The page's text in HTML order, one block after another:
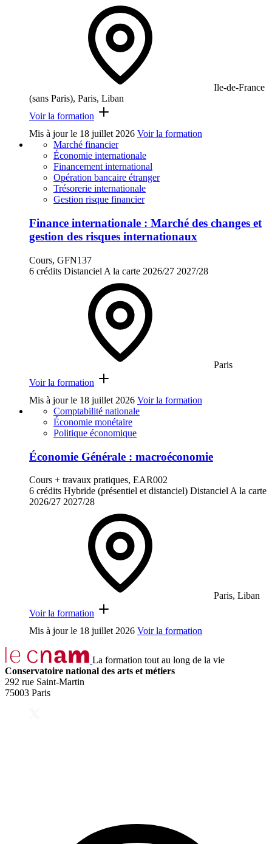
Ile-de-France
(sans Paris), Paris, Liban
Voir la formation
Mis à jour le 18 juillet 2026 Voir la formation
Marché financier
Économie internationale
Financement international
Opération bancaire étranger
Trésorerie internationale
Gestion risque financier
Finance internationale : Marché des changes et
gestion des risques internationaux
Cours, GFN137
6 crédits Distanciel A la carte 2026/27 2027/28
Paris
Voir la formation
Mis à jour le 18 juillet 2026 Voir la formation
Comptabilité nationale
Économie monétaire
Politique économique
Économie Générale : macroéconomie
Cours + travaux pratiques, EAR002
6 crédits Hybride (présentiel et distanciel) Distanciel A la carte
2026/27 2027/28
Paris, Liban
Voir la formation
Mis à jour le 18 juillet 2026 Voir la formation
La formation tout au long de la vie
Conservatoire national des arts et métiers
292 rue Saint-Martin
75003 Paris